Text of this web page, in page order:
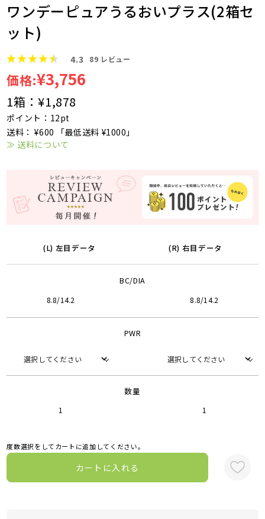
ワンデーピュアうるおいプラス(2箱セ
ット)
4.3 89 レビュー
価格:¥3,756
1箱：¥1,878
ポイント：12pt
送料： ¥600 「最低送料 ¥1000」
≫ 送料について
(L) 左目データ (R) 右目データ
BC/DIA
8.8/14.2 8.8/14.2
PWR
数量
1 1
度数選択をしてカートに追加してください。
カートに入れる